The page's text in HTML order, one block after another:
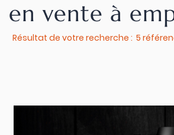
en vente à
Résultat de votre recherche : 5